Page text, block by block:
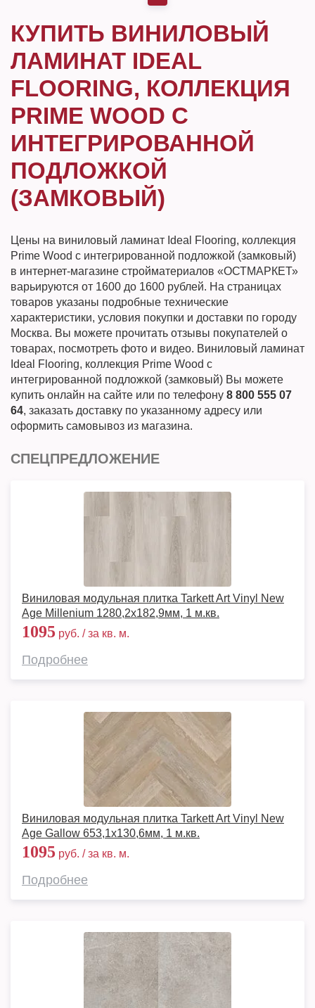
КУПИТЬ ВИНИЛОВЫЙ
ЛАМИНАТ IDEAL
FLOORING, КОЛЛЕКЦИЯ
PRIME WOOD С
ИНТЕГРИРОВАННОЙ
ПОДЛОЖКОЙ
(ЗАМКОВЫЙ)
Цены на виниловый ламинат Ideal Flooring, коллекция
Prime Wood с интегрированной подложкой (замковый)
в интернет-магазине стройматериалов «ОСТМАРКЕТ»
варьируются от 1600 до 1600 рублей. На страницах
товаров указаны подробные технические
характеристики, условия покупки и доставки по городу
Москва. Вы можете прочитать отзывы покупателей о
товарах, посмотреть фото и видео. Виниловый ламинат
Ideal Flooring, коллекция Prime Wood с
интегрированной подложкой (замковый) Вы можете
купить онлайн на сайте или по телефону 8 800 555 07
64, заказать доставку по указанному адресу или
оформить самовывоз из магазина.
СПЕЦПРЕДЛОЖЕНИЕ
Виниловая модульная плитка Tarkett Art Vinyl New
Age Millenium 1280,2х182,9мм, 1 м.кв.
1095 руб. / за кв. м.
Подробнее
Виниловая модульная плитка Tarkett Art Vinyl New
Age Gallow 653,1х130,6мм, 1 м.кв.
1095 руб. / за кв. м.
Подробнее